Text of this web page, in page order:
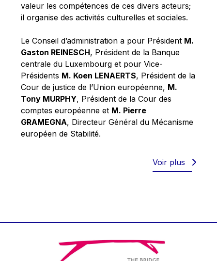
Paolo Mengozzi
Paschal Donohoe
Pat Cox
Patrizia Nanz
Philippe Maystadt
Pierre Gramegna
Richard Pelly
Robert Goebbels
Robert REYNDERS
Timothy Radcliffe
Vaclav Klaus
Vassilios Skouris
valeur les compétences de ces divers acteurs;
il organise des activités culturelles et sociales.
Le Conseil d’administration a pour Président M.
Gaston REINESCH, Président de la Banque
centrale du Luxembourg et pour Vice-
Présidents M. Koen LENAERTS, Président de la
Cour de justice de l’Union européenne, M.
Tony MURPHY, Président de la Cour des
comptes européenne et M. Pierre
GRAMEGNA, Directeur Général du Mécanisme
européen de Stabilité.
Voir plus